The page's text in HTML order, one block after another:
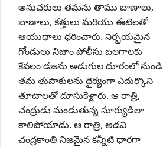
అనుచరులు తమను తాము బాణాలు,
బాణాలు, కత్తులు మరియు ఈటెలతో
ఆయుధాలు ధరించారు. నిర్భయమైన
గోండులు నిజాం పోలీసు బలగాలకు
కేవలం డజను అడుగుల దూరంలో నుండి
తమ తుపాకులను ధైర్యంగా ఎదుర్కొని
తూటాలతో దూసుకెళ్లారు. ఆ రాత్రి,
చంద్రుడు మండుతున్న సూర్యుడిలా
కాలిపోయాడు. ఆ రాత్రి, అడవి
చంద్రకాంతి నిజమైన కన్నీటి ధారగా